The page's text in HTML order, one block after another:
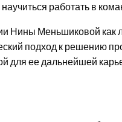
работать в
Нины Меньшиковой как
подход к решению
для ее дальнейшей